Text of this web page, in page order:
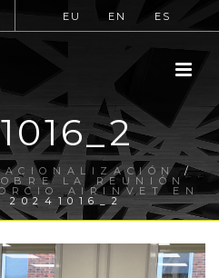
EU EN ES
/
LA REUNIÓN
AIRINVET EN